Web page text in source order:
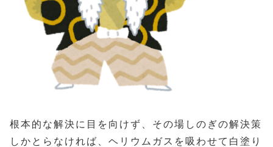
根本的な解決に目を向けず、その場しのぎの解決策
しかとらなければ、ヘリウムガスを吸わせて白塗り